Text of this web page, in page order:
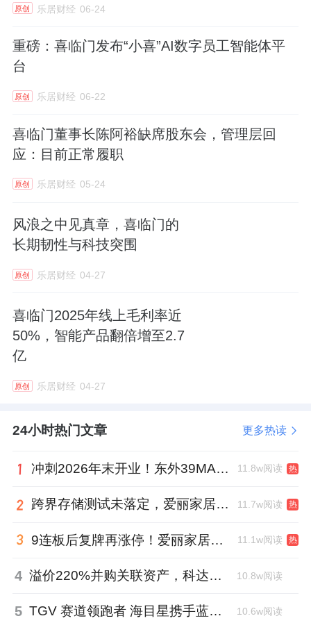
原创 乐居财经 06-24
重磅：喜临门发布“小喜”AI数字员工智能体平
台
原创 乐居财经 06-22
喜临门董事长陈阿裕缺席股东会，管理层回
应：目前正常履职
原创 乐居财经 05-24
风浪之中见真章，喜临门的
长期韧性与科技突围
原创 乐居财经 04-27
喜临门2025年线上毛利率近
50%，智能产品翻倍增至2.7
亿
原创 乐居财经 04-27
24小时热门文章 更多热读
冲刺2026年末开业！东外39MALL全球招商启幕，重构东直门商圈格局 11.8w阅读 热
跨界存储测试未落定，爱丽家居复牌前自揭多重风险 11.7w阅读 热
9连板后复牌再涨停！爱丽家居市盈率318倍，跨界收购案尚未落地 11.1w阅读 热
4 溢价220%并购关联资产，科达制造近75亿元重组被否 10.8w阅读
5 TGV 赛道领跑者 海目星携手蓝思科技掘金先进封装 10.6w阅读